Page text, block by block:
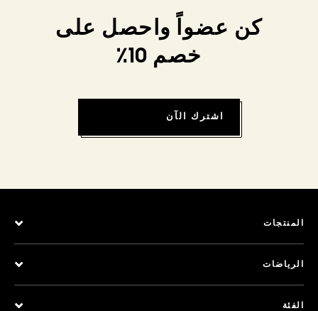
كن عضواً واحصل على
خصم 10٪
اشترك الآن
المنتجات
الرياضات
الفئة